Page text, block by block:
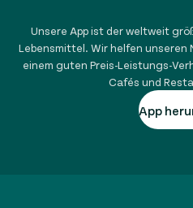
Unsere App ist der weltweit
Lebensmittel. Wir helfen
einem guten Preis-Leistungs-
Cafés und
App